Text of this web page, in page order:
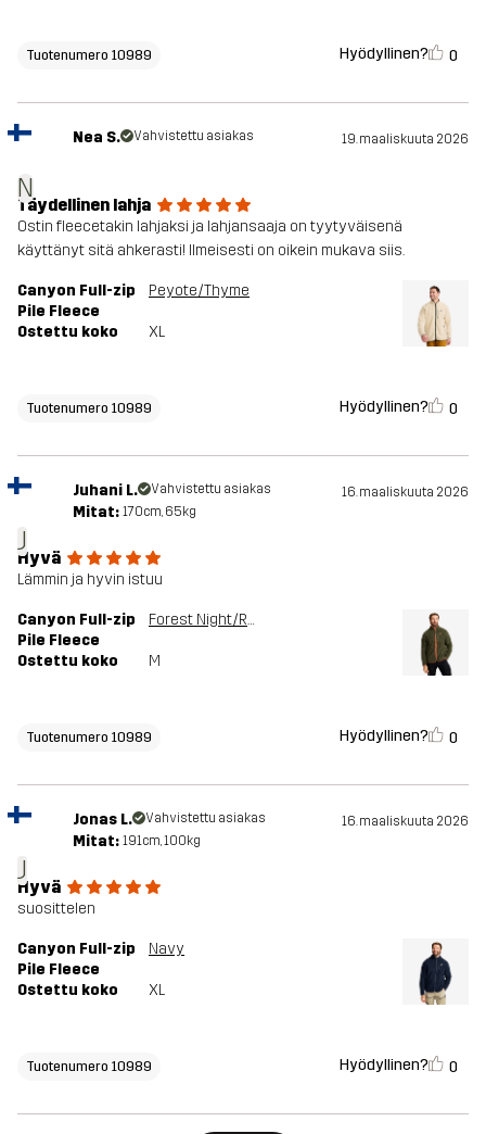
Tuotenumero 10989 Hyödyllinen? 0
N
Nea S. Vahvistettu asiakas 19. maaliskuuta 2026
Täydellinen lahja
Ostin fleecetakin lahjaksi ja lahjansaaja on tyytyväisenä
käyttänyt sitä ahkerasti! Ilmeisesti on oikein mukava siis.
Canyon Full-zip
Pile Fleece
Peyote/Thyme
Ostettu koko XL
Tuotenumero 10989 Hyödyllinen? 0
J
Juhani L. Vahvistettu asiakas 16. maaliskuuta 2026
Mitat: 170cm, 65kg
Hyvä
Lämmin ja hyvin istuu
Canyon Full-zip
Pile Fleece
Forest Night/Rusty Orange
Ostettu koko M
Tuotenumero 10989 Hyödyllinen? 0
J
Jonas L. Vahvistettu asiakas 16. maaliskuuta 2026
Mitat: 191cm, 100kg
Hyvä
suosittelen
Canyon Full-zip
Pile Fleece
Navy
Ostettu koko XL
Tuotenumero 10989 Hyödyllinen? 0